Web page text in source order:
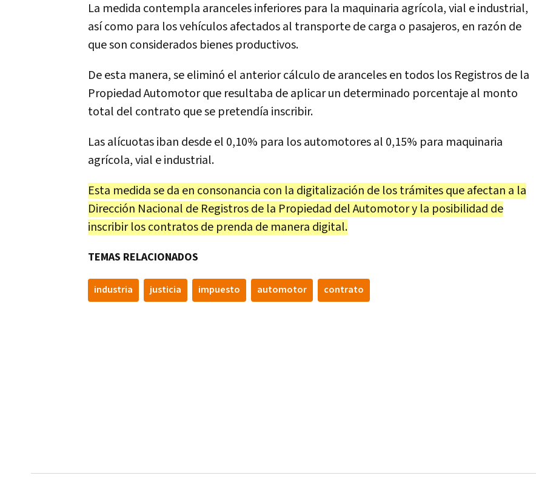
La medida contempla aranceles inferiores para la maquinaria agrícola, vial e industrial,
así como para los vehículos afectados al transporte de carga o pasajeros, en razón de
que son considerados bienes productivos.
De esta manera, se eliminó el anterior cálculo de aranceles en todos los Registros de la
Propiedad Automotor que resultaba de aplicar un determinado porcentaje al monto
total del contrato que se pretendía inscribir.
Las alícuotas iban desde el 0,10% para los automotores al 0,15% para maquinaria
agrícola, vial e industrial.
Esta medida se da en consonancia con la digitalización de los trámites que afectan a la
Dirección Nacional de Registros de la Propiedad del Automotor y la posibilidad de
inscribir los contratos de prenda de manera digital.
TEMAS RELACIONADOS
industria justicia impuesto automotor contrato